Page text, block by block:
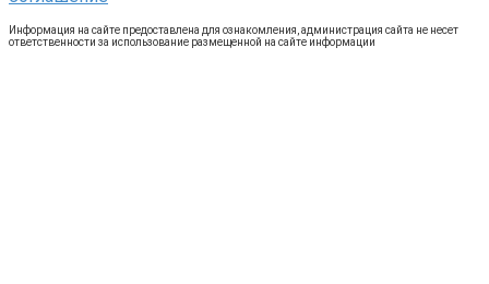
Информация на сайте предоставлена для ознакомления, администрация сайта не несет
ответственности за использование размещенной на сайте информации